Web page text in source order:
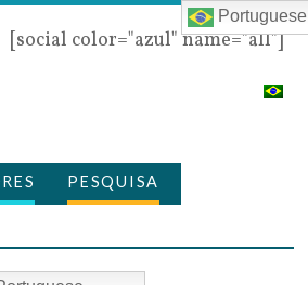
[social color="azul" name="all"]
PESQUISA
Portuguese